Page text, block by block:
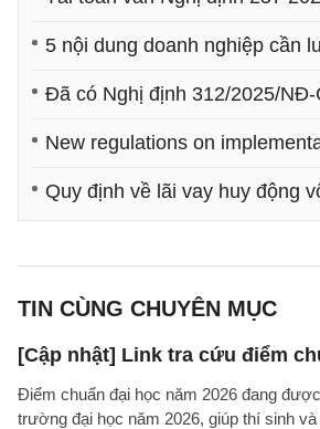
5 nội dung doanh nghiệp cần
Đã có Nghị định 312/2025/
New regulations on
Quy định về lãi vay huy động
TIN CÙNG CHUYÊN MỤC
[Cập nhật] Link tra cứu điểm
Điểm chuẩn đại học năm 2026 đang
trường đại học năm 2026, giúp thí sinh